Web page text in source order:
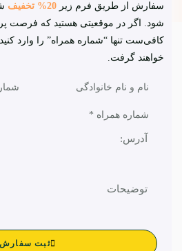
سفارش از طریق فرم زیر20% تخفیف
شود. اگر در موقعیتی هستید که فرصت پر
کافی‌ست تنها “شماره همراه” را وارد
خواهند گرفت.
ثبت سفارش